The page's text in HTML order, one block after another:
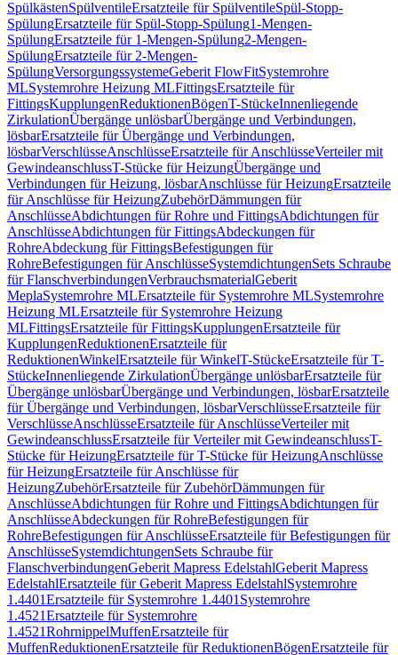
SpülkästenSpülventileErsatzteile für SpülventileSpül-Stopp-
SpülungErsatzteile für Spül-Stopp-Spülung1-Mengen-
SpülungErsatzteile für 1-Mengen-Spülung2-Mengen-
SpülungErsatzteile für 2-Mengen-
SpülungVersorgungssystemeGeberit FlowFitSystemrohre
MLSystemrohre Heizung MLFittingsErsatzteile für
FittingsKupplungenReduktionenBögenT-StückeInnenliegende
ZirkulationÜbergänge unlösbarÜbergänge und Verbindungen,
lösbarErsatzteile für Übergänge und Verbindungen,
lösbarVerschlüsseAnschlüsseErsatzteile für AnschlüsseVerteiler mit
GewindeanschlussT-Stücke für HeizungÜbergänge und
Verbindungen für Heizung, lösbarAnschlüsse für HeizungErsatzteile
für Anschlüsse für HeizungZubehörDämmungen für
AnschlüsseAbdichtungen für Rohre und FittingsAbdichtungen für
AnschlüsseAbdichtungen für FittingsAbdeckungen für
RohreAbdeckung für FittingsBefestigungen für
RohreBefestigungen für AnschlüsseSystemdichtungenSets Schraube
für FlanschverbindungenVerbrauchsmaterialGeberit
MeplaSystemrohre MLErsatzteile für Systemrohre MLSystemrohre
Heizung MLErsatzteile für Systemrohre Heizung
MLFittingsErsatzteile für FittingsKupplungenErsatzteile für
KupplungenReduktionenErsatzteile für
ReduktionenWinkelErsatzteile für WinkelT-StückeErsatzteile für T-
StückeInnenliegende ZirkulationÜbergänge unlösbarErsatzteile für
Übergänge unlösbarÜbergänge und Verbindungen, lösbarErsatzteile
für Übergänge und Verbindungen, lösbarVerschlüsseErsatzteile für
VerschlüsseAnschlüsseErsatzteile für AnschlüsseVerteiler mit
GewindeanschlussErsatzteile für Verteiler mit GewindeanschlussT-
Stücke für HeizungErsatzteile für T-Stücke für HeizungAnschlüsse
für HeizungErsatzteile für Anschlüsse für
HeizungZubehörErsatzteile für ZubehörDämmungen für
AnschlüsseAbdichtungen für Rohre und FittingsAbdichtungen für
AnschlüsseAbdeckungen für RohreBefestigungen für
RohreBefestigungen für AnschlüsseErsatzteile für Befestigungen für
AnschlüsseSystemdichtungenSets Schraube für
FlanschverbindungenGeberit Mapress EdelstahlGeberit Mapress
EdelstahlErsatzteile für Geberit Mapress EdelstahlSystemrohre
1.4401Ersatzteile für Systemrohre 1.4401 Systemrohre
1.4521Ersatzteile für Systemrohre
1.4521RohrnippelMuffenErsatzteile für
MuffenReduktionenErsatzteile für ReduktionenBögenErsatzteile für